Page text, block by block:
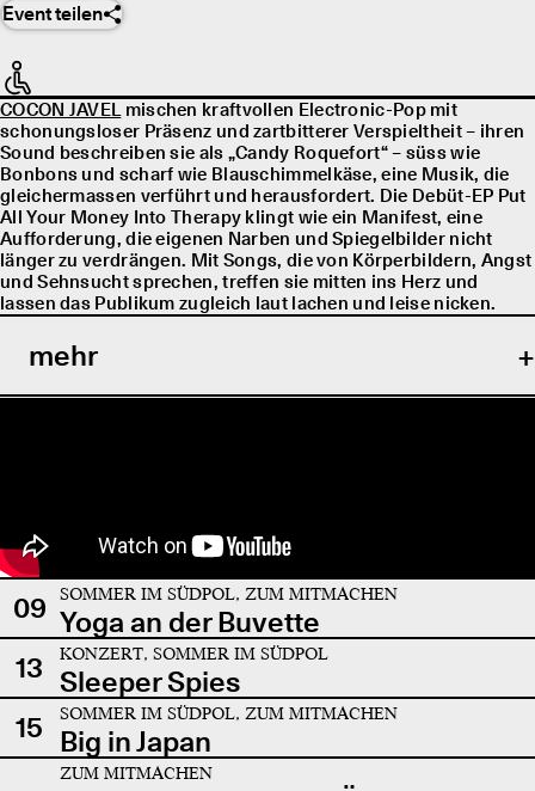
Event teilen
COCON JAVELmischen kraftvollen Electronic-Pop mit
schonungsloser Präsenz und zartbitterer Verspieltheit – ihren
Sound beschreiben sie als „Candy Roquefort“ – süss wie
Bonbons und scharf wie Blauschimmelkäse, eine Musik, die
gleichermassen verführt und herausfordert. Die Debüt-EP Put
All Your Money Into Therapy klingt wie ein Manifest, eine
Aufforderung, die eigenen Narben und Spiegelbilder nicht
länger zu verdrängen. Mit Songs, die von Körperbildern, Angst
und Sehnsucht sprechen, treffen sie mitten ins Herz und
lassen das Publikum zugleich laut lachen und leise nicken.
mehr
09 SOMMER IM SÜDPOL, ZUM MITMACHEN
Yoga an der Buvette
13
KONZERT, SOMMER IM SÜDPOL
Sleeper Spies
15
SOMMER IM SÜDPOL, ZUM MITMACHEN
Big in Japan
ZUM MITMACHEN